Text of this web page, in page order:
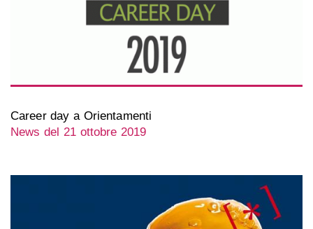
Career day a Orientamenti
News del 21 ottobre 2019